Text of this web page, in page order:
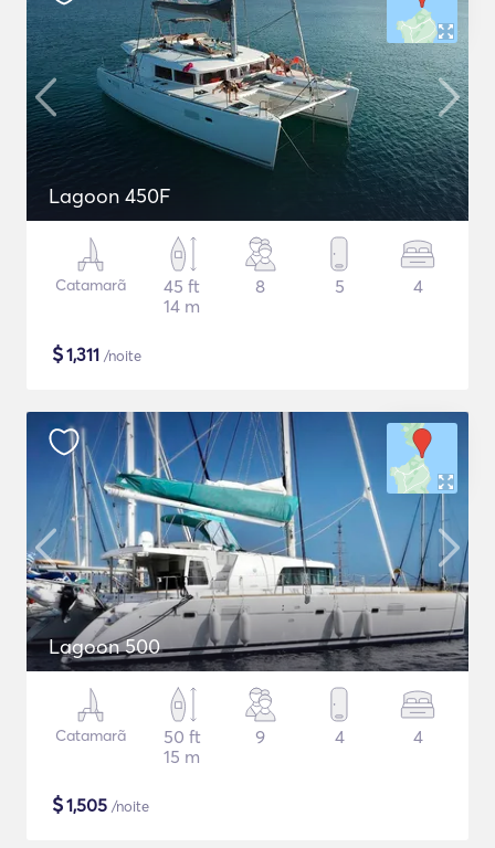
Lagoon 450F
Catamarã
45 ft
14 m
8 5 4
$1,311 /noite
Lagoon 500
Catamarã
50 ft
15 m
9 4 4
$1,505 /noite